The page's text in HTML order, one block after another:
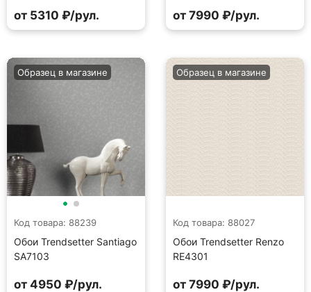
от 5310 ₽/рул. от 7990 ₽/рул.
Код товара: 88239
Обои Trendsetter Santiago
SA7103
Образец в магазине
от 4950 ₽/рул.
Код товара: 88027
Обои Trendsetter Renzo
RE4301
Образец в магазине
от 7990 ₽/рул.